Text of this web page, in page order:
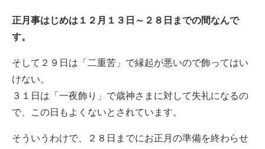
正月事はじめは１２月１３日～２８日までの間なんで
す。
そして２９日は「二重苦」で縁起が悪いので飾ってはい
けない。
３１日は「一夜飾り」で歳神さまに対して失礼になるの
で、この日もよくないとされています。
そういうわけで、２８日までにお正月の準備を終わらせ